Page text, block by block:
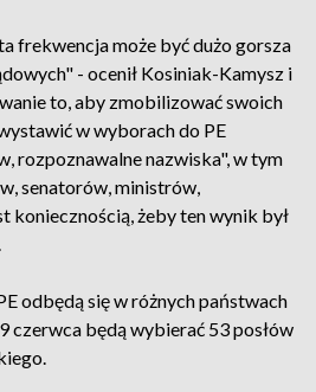
frekwencja może być dużo gorsza
- ocenił Kosiniak-Kamysz i
to, aby zmobilizować swoich
w wyborach do PE
rozpoznawalne nazwiska", w tym
senatorów, ministrów,
koniecznością, żeby ten wynik był
odbędą się w różnych państwach
czerwca będą wybierać 53 posłów